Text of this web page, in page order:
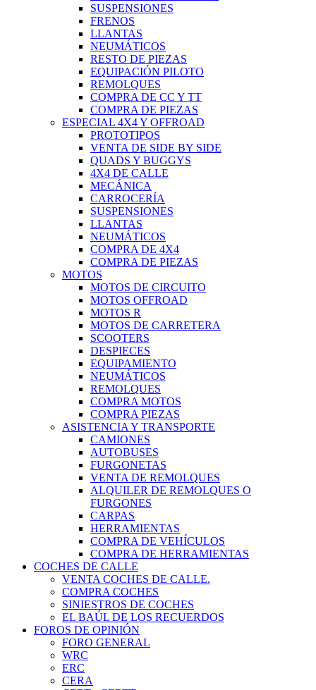
SUSPENSIONES
FRENOS
LLANTAS
NEUMÁTICOS
RESTO DE PIEZAS
EQUIPACIÓN PILOTO
REMOLQUES
COMPRA DE CC Y TT
COMPRA DE PIEZAS
ESPECIAL 4X4 Y OFFROAD
PROTOTIPOS
VENTA DE SIDE BY SIDE
QUADS Y BUGGYS
4X4 DE CALLE
MECÁNICA
CARROCERÍA
SUSPENSIONES
LLANTAS
NEUMÁTICOS
COMPRA DE 4X4
COMPRA DE PIEZAS
MOTOS
MOTOS DE CIRCUITO
MOTOS OFFROAD
MOTOS R
MOTOS DE CARRETERA
SCOOTERS
DESPIECES
EQUIPAMIENTO
NEUMÁTICOS
REMOLQUES
COMPRA MOTOS
COMPRA PIEZAS
ASISTENCIA Y TRANSPORTE
CAMIONES
AUTOBUSES
FURGONETAS
VENTA DE REMOLQUES
ALQUILER DE REMOLQUES O
FURGONES
CARPAS
HERRAMIENTAS
COMPRA DE VEHÍCULOS
COMPRA DE HERRAMIENTAS
COCHES DE CALLE
VENTA COCHES DE CALLE.
COMPRA COCHES
SINIESTROS DE COCHES
EL BAÚL DE LOS RECUERDOS
FOROS DE OPINIÓN
FORO GENERAL
WRC
ERC
CERA